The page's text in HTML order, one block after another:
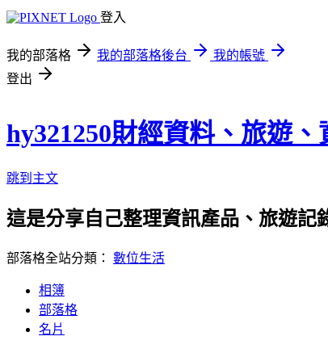
登入
我的部落格 我的部落格後台
我的帳號
登出
hy321250財經資料、旅遊
跳到主文
這是分享自己整理資訊產品、旅遊記
部落格全站分類： 數位生活
相簿
部落格
名片